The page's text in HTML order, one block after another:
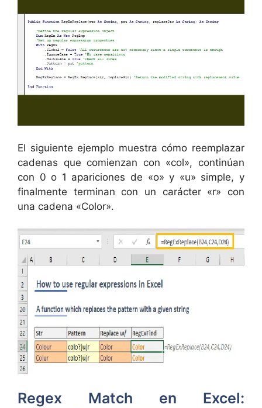
El siguiente ejemplo muestra cómo reemplazar
cadenas que comienzan con «col», continúan
con 0 o 1 apariciones de «o» y «u» simple, y
finalmente terminan con un carácter «r» con
una cadena «Color».
Regex Match en Excel: